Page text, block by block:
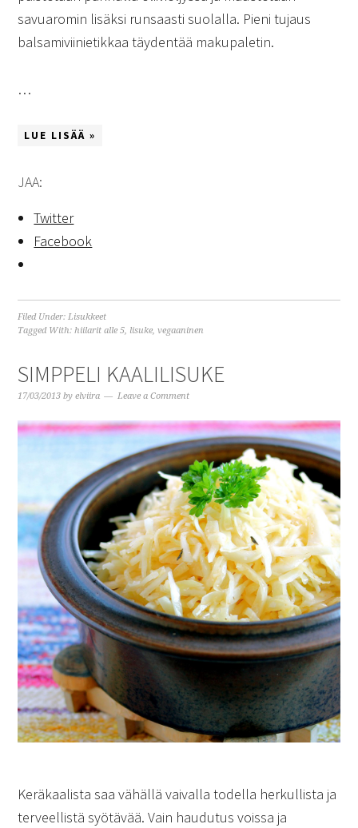
savuaromin lisäksi runsaasti suolalla. Pieni tujaus
balsamiviinietikkaa täydentää makupaletin.
…
LUE LISÄÄ »
JAA:
Twitter
Facebook
Filed Under:Lisukkeet
Tagged With:hiilarit alle 5, lisuke,vegaaninen
SIMPPELI KAALILISUKE
17/03/2013 byelviira Leave a Comment
Keräkaalista saa vähällä vaivalla todella herkullista ja
terveellistä syötävää. Vain haudutus voissa ja